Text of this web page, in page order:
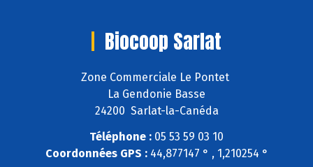
Biocoop Sarlat
Zone Commerciale Le Pontet
La Gendonie Basse
24200 Sarlat-la-Canéda
Téléphone : 05 53 59 03 10
Coordonnées GPS :44,877147 ° , 1,210254 °